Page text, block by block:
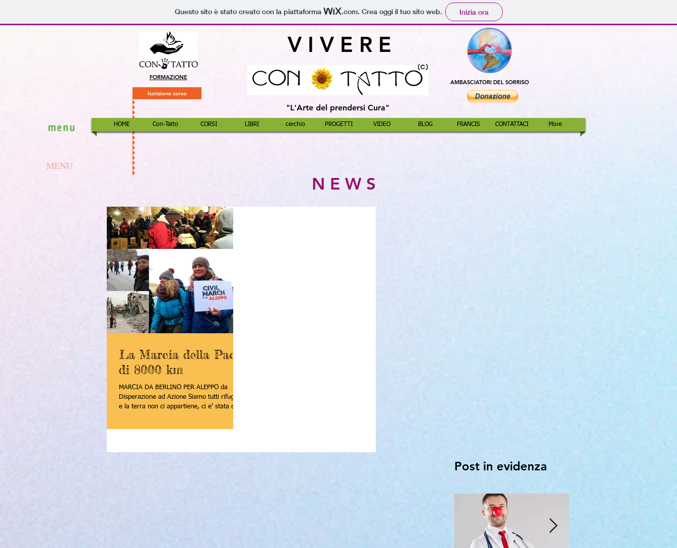
Questo sito è stato creato con la piattaforma .com. Crea oggi il tuo sito web. Inizia ora
FORMAZIONE
Iscrizione corso
V I V E R E
AMBASCIATORI DEL SORRISO
"L'Arte del prendersi Cura"
menu HOME Con-Tatto CORSI LIBRI cerchio PROGETTI VIDEO BLOG FRANCIS CONTATTACI More
MENU
N E W S
La Marcia della Pace
di 8000 km
MARCIA DA BERLINO PER ALEPPO da
Disperazione ad Azione Siamo tutti rifugiati
e la terra non ci appartiene, ci e' stata data
Post in evidenza